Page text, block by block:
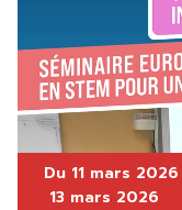
Du 11 mars 2026
13 mars 2026